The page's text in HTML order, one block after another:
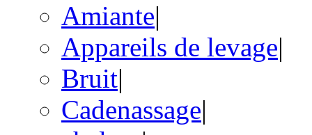
Amiante|
Appareils de levage|
Bruit|
Cadenassage|